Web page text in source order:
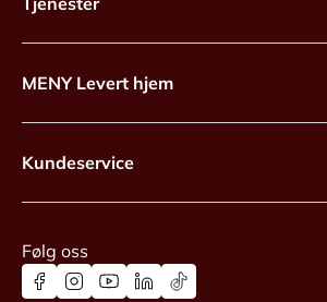
MENY Levert hjem
Kundeservice
Følg oss